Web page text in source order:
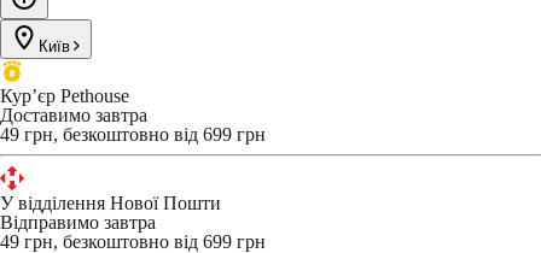
Київ
Кур’єр Pethouse
Доставимо завтра
49 грн, безкоштовно від 699 грн
У відділення Нової Пошти
Відправимо завтра
49 грн, безкоштовно від 699 грн